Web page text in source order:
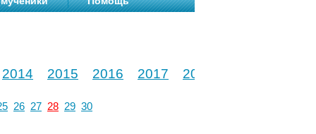
2014 2015 2016 2017 2018
26 27 28 29 30